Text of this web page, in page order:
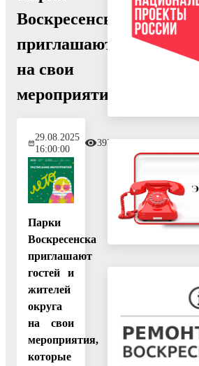
Воскресенска
приглашают
на свои
мероприятия
29.08.2025
16:00:00
393
Парки
Воскресенска
приглашают
гостей и
жителей
округа
на свои
мероприятия,
которые